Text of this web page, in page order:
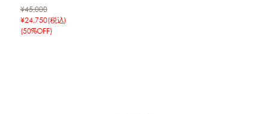
¥45,000
¥24,750(税込)
(50%OFF)